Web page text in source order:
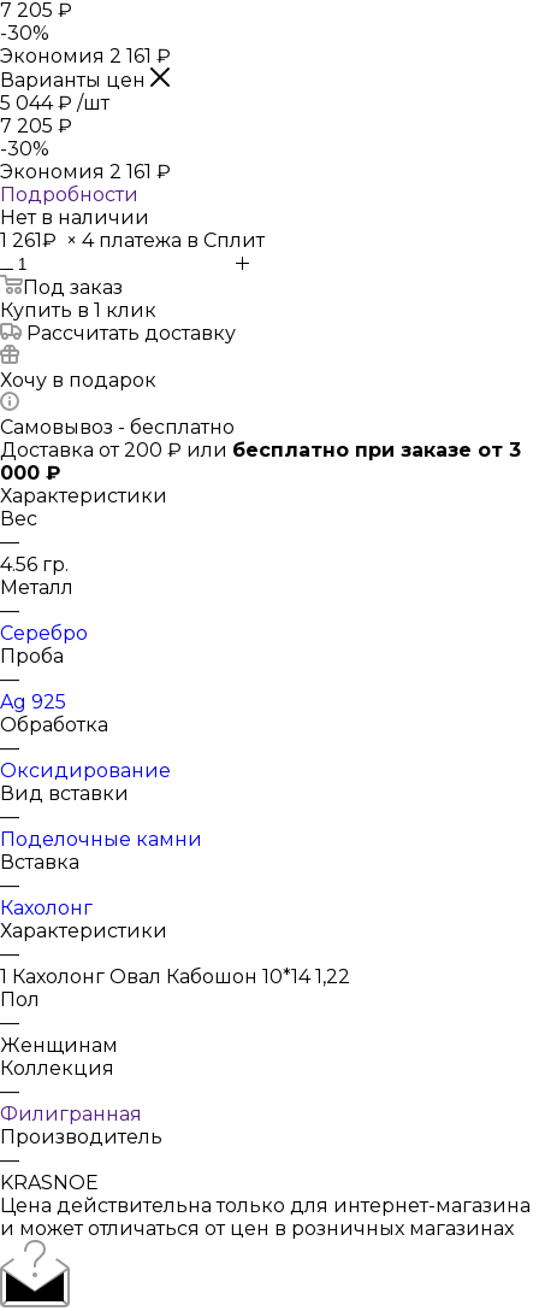
7 205 ₽
-30%
Экономия 2 161 ₽
Варианты цен
5 044₽ /шт
7 205 ₽
-30%
Экономия 2 161 ₽
Подробности
Нет в наличии
1 261₽ × 4 платежа в Сплит
Под заказ
Купить в 1 клик
Рассчитать доставку
Хочу в подарок
Самовывоз - бесплатно
Доставка от 200 ₽ или бесплатно при заказе от 3
000 ₽
Характеристики
Вес
—
4.56 гр.
Металл
—
Серебро
Проба
—
Ag 925
Обработка
—
Оксидирование
Вид вставки
—
Поделочные камни
Вставка
—
Кахолонг
Характеристики
—
1 Кахолонг Овал Кабошон 10*14 1,22
Пол
—
Женщинам
Коллекция
—
Филигранная
Производитель
—
KRASNOE
Цена действительна только для интернет-магазина
и может отличаться от цен в розничных магазинах